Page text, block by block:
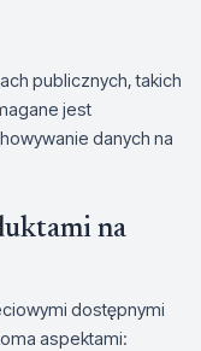
publicznych, takich
jest
danych na
na
dostępnymi
aspektami: